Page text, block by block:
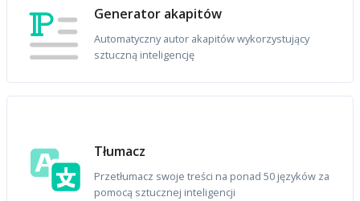
Generator akapitów
Automatyczny autor akapitów wykorzystujący
sztuczną inteligencję
Tłumacz
Przetłumacz swoje treści na ponad 50 języków za
pomocą sztucznej inteligencji